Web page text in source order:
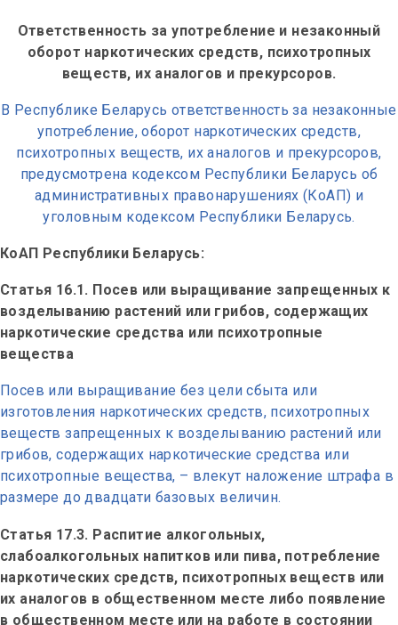
Ответственность за употребление и незаконный
оборот наркотических средств, психотропных
веществ, их аналогов и прекурсоров.
В Республике Беларусь ответственность за незаконные
употребление, оборот наркотических средств,
психотропных веществ, их аналогов и прекурсоров,
предусмотрена кодексом Республики Беларусь об
административных правонарушениях (КоАП) и
уголовным кодексом Республики Беларусь.
КоАП Республики Беларусь:
Статья 16.1. Посев или выращивание запрещенных к
возделыванию растений или грибов, содержащих
наркотические средства или психотропные
вещества
Посев или выращивание без цели сбыта или
изготовления наркотических средств, психотропных
веществ запрещенных к возделыванию растений или
грибов, содержащих наркотические средства или
психотропные вещества, – влекут наложение штрафа в
размере до двадцати базовых величин.
Статья 17.3. Распитие алкогольных,
слабоалкогольных напитков или пива, потребление
наркотических средств, психотропных веществ или
их аналогов в общественном месте либо появление
в общественном месте или на работе в состоянии